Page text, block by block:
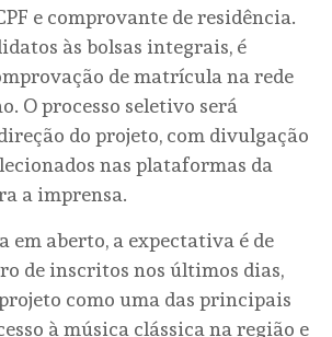
e comprovante de residência.
às bolsas integrais, é
de matrícula na rede
O processo seletivo será
do projeto, com divulgação
nas plataformas da
a imprensa.
em aberto, a expectativa é de
de inscritos nos últimos dias,
como uma das principais
à música clássica na região e